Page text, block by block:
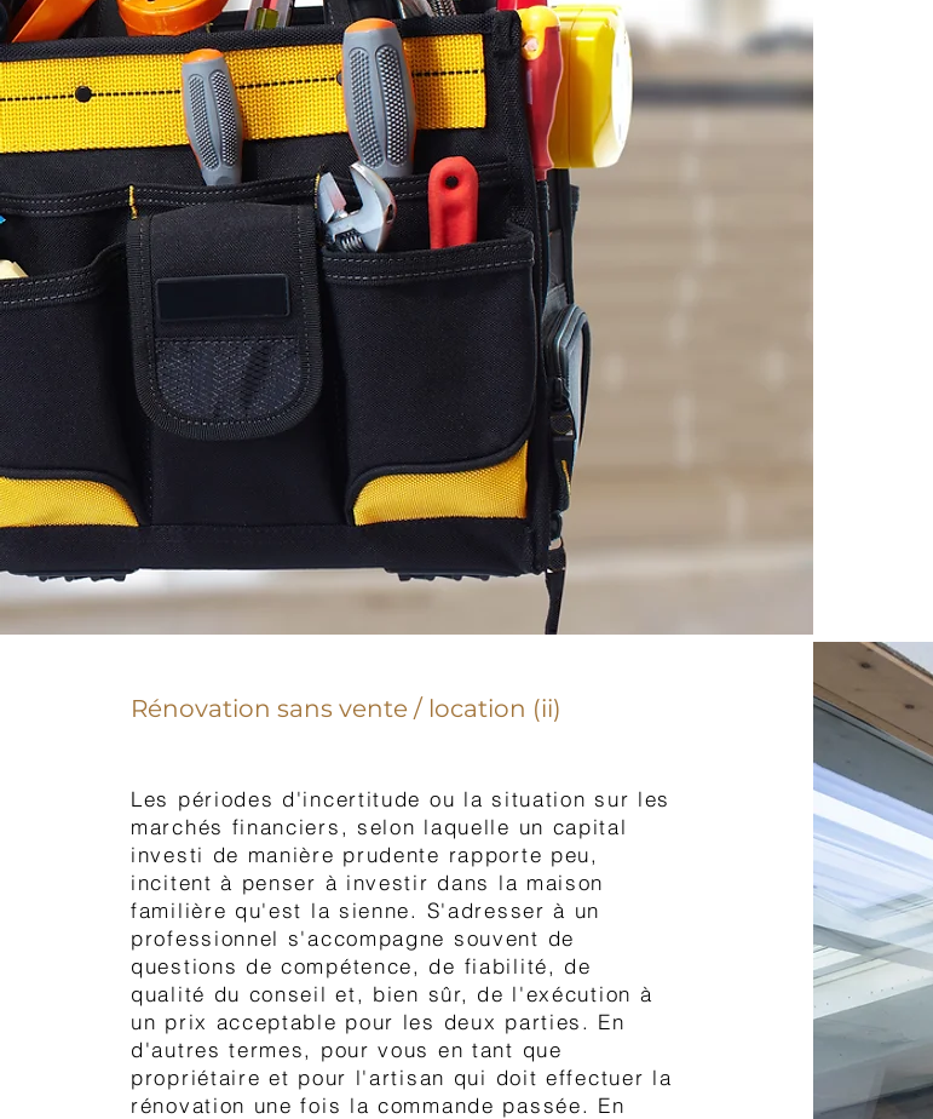
Rénovation sans vente / location (ii)
Les périodes d'incertitude ou la situation sur les
marchés financiers, selon laquelle un capital
investi de manière prudente rapporte peu,
incitent à penser à investir dans la maison
familière qu'est la sienne. S'adresser à un
professionnel s'accompagne souvent de
questions de compétence, de fiabilité, de
qualité du conseil et, bien sûr, de l'exécution à
un prix acceptable pour les deux parties. En
d'autres termes, pour vous en tant que
propriétaire et pour l'artisan qui doit effectuer la
rénovation une fois la commande passée. En